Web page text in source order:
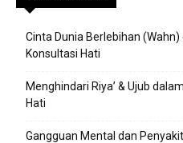
Cinta Dunia Berlebihan
Konsultasi Hati
Menghindari Riya’ & Ujub
Hati
Gangguan Mental dan